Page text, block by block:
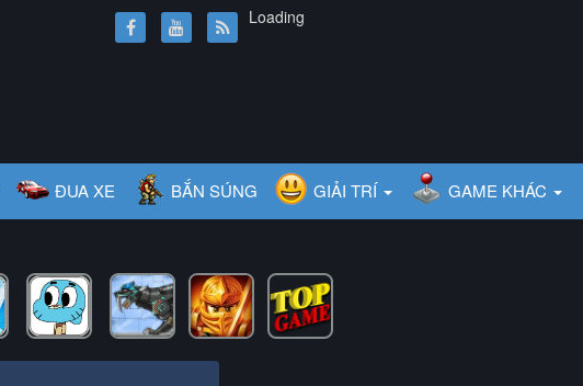
ĐUA XE BẮN SÚNG GIẢI TRÍ GAME KHÁC
Loading